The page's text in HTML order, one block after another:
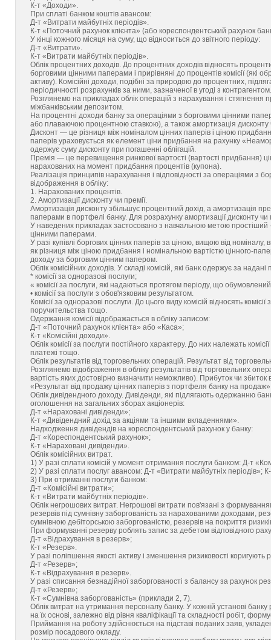
К-т «Доходи».
При сплаті банком коштів авансом:
Д-т «Витрати майбутніх періодів».
К-т «Поточний рахунок клієнта» (або кореспондентський рахунок
У кінці кожного місяця на суму, що відноситься до звітного періоду:
Д-т «Витрати».
К-т «Витрати майбутніх періодів».
Облік процентних доходів. До процентних доходів відносять
борговими цінними паперами і прирівняні до процентів комісії (які
активу). Комісійні доходи, подібні за природою до процентних,
періодичності розрахунків за ними, зазначеної в угоді з контрагентом.
Розглянемо на прикладах облік операцій з нарахування і
міжбанківським депозитом.
На процентні доходи банку за операціями з борговими цінними
або плаваючою процентною ставкою), а також амортизація дисконту
Дисконт — це різниця між номіналом цінних паперів і ціною
паперів ураховується як елемент ціни придбання на рахунку
одержує суму дисконту при погашенні облігацій.
Премія — це перевищення ринкової вартості (вартості придбання)
нарахованих на момент придбання процентів (купона).
Реалізація принципів нарахування і відповідності за операціями
відображення в обліку:
1. Нарахованих процентів.
2. Амортизації дисконту чи премії.
Амортизація дисконту збільшує процентний дохід, а амортизація
паперами в портфелі банку. Для розрахунку амортизації дисконту
У наведених прикладах застосовано з навчальною метою простіший
цінними паперами.
У разі купівлі боргових цінних паперів за ціною, вищою від
як різниця між ціною придбання і номінальною вартістю цінного-
доходу за борговим цінним папером.
Облік комісійних доходів. У складі комісій, які банк одержує за надані
* комісії за одноразові послуги;
« комісії за послуги, які надаються протягом періоду, що обумовлений
• комісії за послуги з обов'язковим результатом.
Комісії за одноразові послуги. До цього виду комісій відносять
поручительства тощо.
Одержання комісії відображається в обліку записом:
Д-т «Поточний рахунок клієнта» або «Каса»;
К-т «Комісійні доходи».
Облік комісії за послуги постійного характеру. До них належать
платежі тощо.
Облік результатів від торговельних операцій. Результат від
Розглянемо відображення в обліку результатів від торговельних
вартість яких достовірно визначити неможливо). Прибуток чи
«Результат від продажу цінних паперів з портфеля банку на
Облік дивідендного доходу. Дивіденди, які підлягають одержанню
оголошення на загальних зборах акціонерів:
Д-т «Нараховані дивіденди»;
К-т «Дивідендний дохід за акціями та іншими вкладеннями».
Надходження дивідендів на кореспондентський рахунок у банку:
Д-т «Кореспондентський рахунок»;
К-т «Нараховані дивіденди».
Облік комісійних витрат.
1) У разі сплати комісій у момент отримання послуги банком: Д-т
2) У разі сплати послуг авансом: Д-т «Витрати майбутніх періодів»;
3) При отриманні послуги банком:
Д-т «Комісійні витрати»;
К-т «Витрати майбутніх періодів».
Облік негрошових витрат. Негрошові витрати пов'язані з
резервів під сумнівну заборгованість за нарахованими доходами,
сумнівною дебіторською заборгованістю, резервів на покриття
При формуванні резерву роблять запис за дебетом відповідного
Д-т «Відрахування в резерв»;
К-т «Резерв».
У разі поліпшення якості активу і зменшення ризиковості коригують
Д-т «Резерв»;
К-т «Відрахування в резерв».
У разі списання безнадійної заборгованості з балансу за рахунок
Д-т «Резерв»;
К-т «Сумнівна заборгованість» (приклади 2, 7).
Облік витрат на утримання персоналу банку. У кожній установі
на їх основі, залежно від рівня кваліфікації та складності робіт,
Приймання на роботу здійснюється на підставі поданих заяв,
розмір посадового окладу.